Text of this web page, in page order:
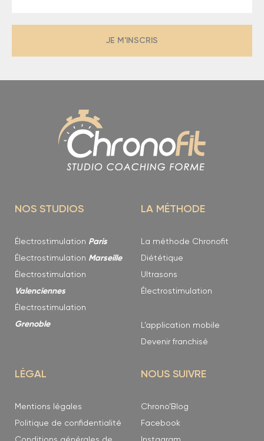
JE M'INSCRIS
NOS STUDIOS
Électrostimulation Paris
Électrostimulation Marseille
Électrostimulation
Valenciennes
Électrostimulation
Grenoble
LA MÉTHODE
La méthode Chronofit
Diététique
Ultrasons
Électrostimulation
L’application mobile
Devenir franchisé
LÉGAL
Mentions légales
Politique de confidentialité
NOUS SUIVRE
Chrono’Blog
Facebook